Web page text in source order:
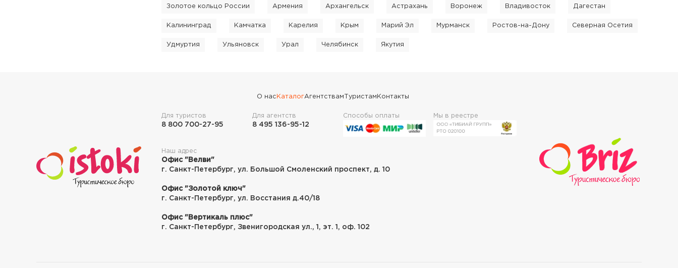
Золотое кольцо России Армения Архангельск Астрахань Воронеж Владивосток Дагестан
Калининград Камчатка Карелия Крым Марий Эл Мурманск Ростов-на-Дону Северная Осетия
Удмуртия Ульяновск Урал Челябинск Якутия
О нас КаталогАгентствам Туристам Контакты
Для туристов
8 800 700-27-95
Для агентств
8 495 136-95-12
Способы оплаты Мы в реестре
Наш адрес
Офис "Велви"
г. Санкт-Петербург, ул. Большой Смоленский проспект, д. 10
Офис "Золотой ключ"
г. Санкт-Петербург, ул. Восстания д.40/18
Офис "Вертикаль плюс"
г. Санкт-Петербург, Звенигородская ул., 1, эт. 1, оф. 102